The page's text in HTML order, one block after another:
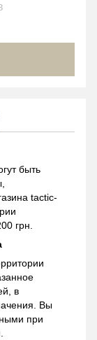
быть
tactic-
грн.
в
Вы
при